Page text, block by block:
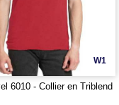
W1
6010 - Collier en Triblend